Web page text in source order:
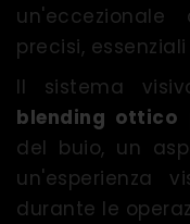
precisi,
Il sistema
blending ottico
del buio, un
un'esperienza
durante le